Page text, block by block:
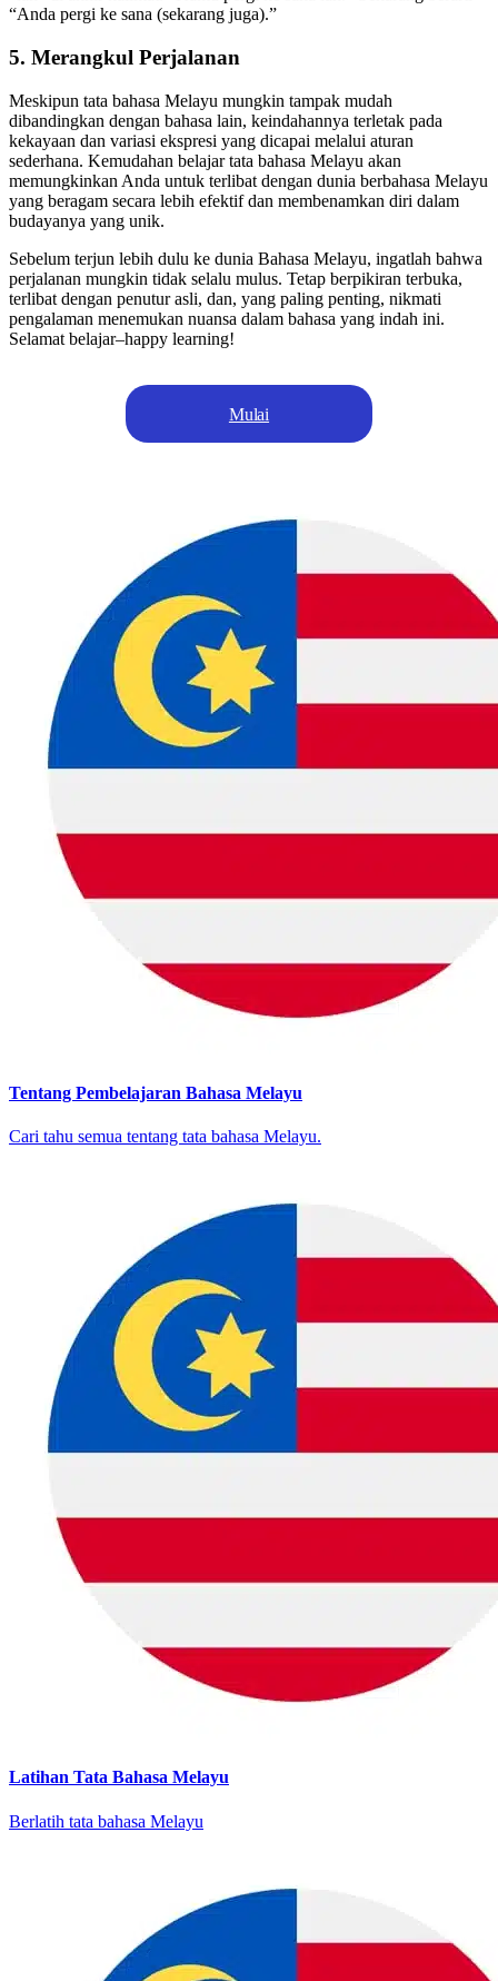
“Anda pergi ke sana (sekarang juga).”
5. Merangkul Perjalanan
Meskipun tata bahasa Melayu mungkin tampak mudah
dibandingkan dengan bahasa lain, keindahannya terletak pada
kekayaan dan variasi ekspresi yang dicapai melalui aturan
sederhana. Kemudahan belajar tata bahasa Melayu akan
memungkinkan Anda untuk terlibat dengan dunia berbahasa Melayu
yang beragam secara lebih efektif dan membenamkan diri dalam
budayanya yang unik.
Sebelum terjun lebih dulu ke dunia Bahasa Melayu, ingatlah bahwa
perjalanan mungkin tidak selalu mulus. Tetap berpikiran terbuka,
terlibat dengan penutur asli, dan, yang paling penting, nikmati
pengalaman menemukan nuansa dalam bahasa yang indah ini.
Selamat belajar–happy learning!
Mulai
Tentang Pembelajaran Bahasa Melayu
Cari tahu semua tentang tata bahasa Melayu.
Latihan Tata Bahasa Melayu
Berlatih tata bahasa Melayu